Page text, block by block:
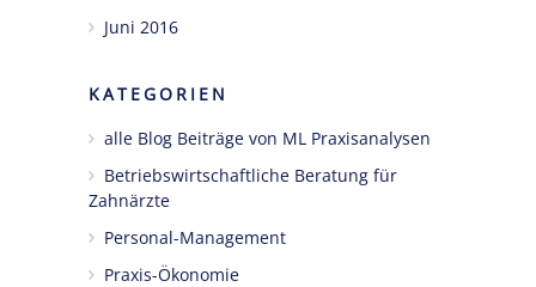
Juni 2016
KATEGORIEN
alle Blog Beiträge von ML Praxisanalysen
Betriebswirtschaftliche Beratung für
Zahnärzte
Personal-Management
Praxis-Ökonomie